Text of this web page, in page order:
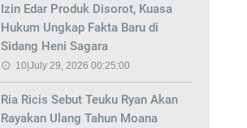
Izin Edar Produk Disorot, Kuasa
Hukum Ungkap Fakta Baru di
Sidang Heni Sagara
10|July 29, 2026 00:25:00
Ria Ricis Sebut Teuku Ryan Akan
Rayakan Ulang Tahun Moana